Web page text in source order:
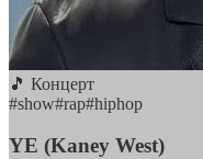
🎵 Концерт
#show#rap#hiphop
YE (Kaney West)